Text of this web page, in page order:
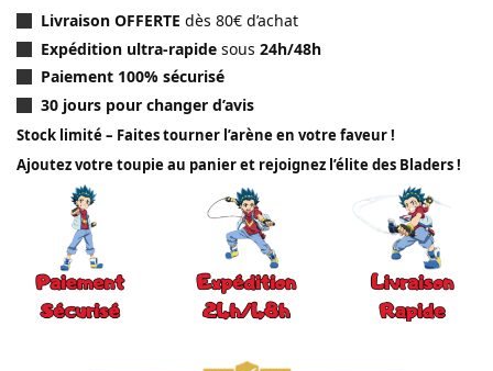
Livraison OFFERTE dès 80€ d’achat
Expédition ultra-rapide sous 24h/48h
Paiement 100% sécurisé
30 jours pour changer d’avis
Stock limité – Faites tourner l’arène en votre faveur !
Ajoutez votre toupie au panier et rejoignez l’élite des Bladers !